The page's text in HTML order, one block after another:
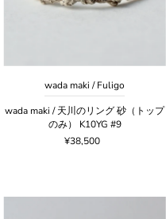
wada maki / Fuligo
wada maki / 天川のリング 砂（トップ
のみ） K10YG #9
¥38,500